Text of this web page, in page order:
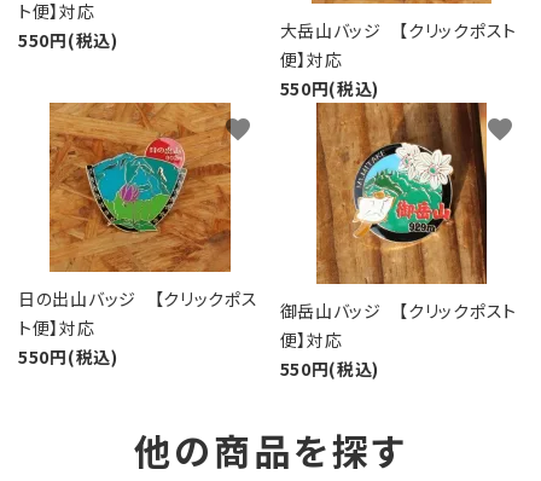
ト便】対応
550円(税込)
大岳山バッジ 【クリックポスト
便】対応
550円(税込)
日の出山バッジ 【クリックポス
ト便】対応
550円(税込)
favorite
御岳山バッジ 【クリックポスト
便】対応
550円(税込)
favorite
他の商品を探す